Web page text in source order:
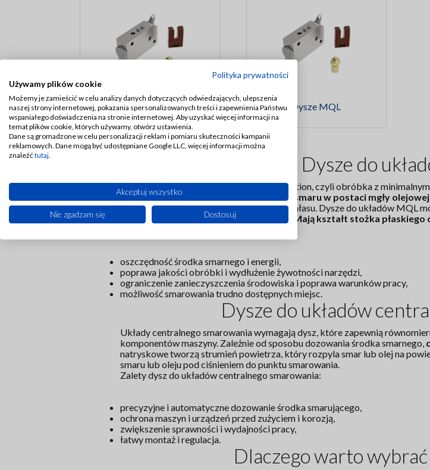
Inne Dysze MQL
Dysze do
MQL to skrót od Minimal Quantity Lubrication, czyli obróbka z
podawaniu bardzo małej ilości oleju lub smaru w postaci mgły
narzędzi i materiałów oraz emisja ciepła i hałasu. Dysze do układów MQL
sposobu doprowadzania oleju i powietrza.
Mają kształt stożka płaskiego
oszczędność środka smarnego i energii,
poprawa jakości obróbki i wydłużenie żywotności narzędzi,
ograniczenie zanieczyszczenia środowiska i poprawa warunków pracy,
możliwość smarowania trudno dostępnych miejsc.
Dysze do układów
Układy centralnego smarowania wymagają dysz, które zapewnią
komponentów maszyny. Zależnie od sposobu dozowania środka smarnego,
natryskowe tworzą strumień powietrza, który rozpyla smar lub olej na
smaru lub oleju pod ciśnieniem do punktu smarowania.
Zalety dysz do układów centralnego smarowania:
precyzyjne i automatyczne dozowanie środka smarującego,
ochrona maszyn i urządzeń przed zużyciem i korozją,
zwiększenie sprawności i wydajności pracy,
łatwy montaż i regulacja.
Dlaczego warto
Polityka prywatności
Używamy plików cookie
Możemy je zamieścić w celu analizy danych dotyczących odwiedzających, ulepszenia
naszej strony internetowej, pokazania spersonalizowanych treści i zapewnienia Państwu
wspaniałego doświadczenia na stronie internetowej. Aby uzyskać więcej informacji na
temat plików cookie, których używamy, otwórz ustawienia.
Dane są gromadzone w celu personalizacji reklam i pomiaru skuteczności kampanii
reklamowych. Dane mogą być udostępniane Google LLC, więcej informacji można
znaleźć tutaj
Akceptuj wszystko
Nie zgadzam się Dostosuj